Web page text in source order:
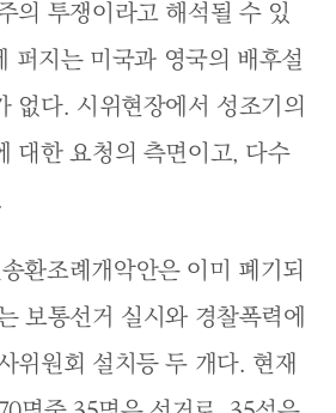
의 투쟁이라고 해석될 수 있
퍼지는 미국과 영국의 배후설
없다. 시위현장에서 성조기의
대한 요청의 측면이고, 다수
환조례개악안은 이미 폐기되
보통선거 실시와 경찰폭력에
위원회 설치등 두 개다. 현재